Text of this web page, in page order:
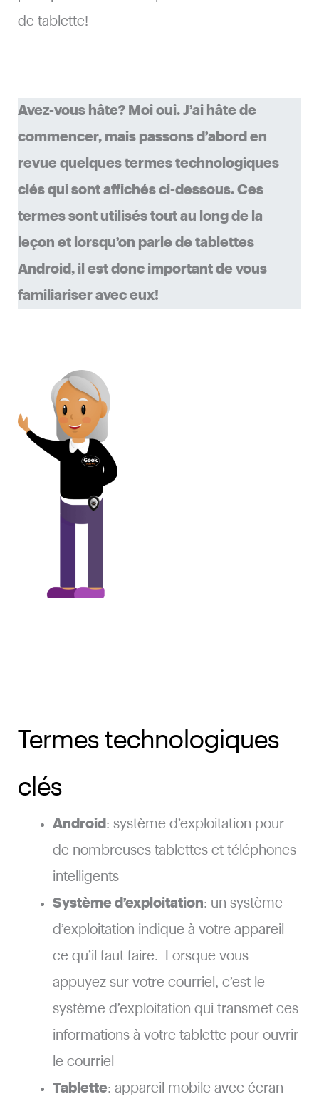
de tablette!
Avez-vous hâte? Moi oui. J’ai hâte de
commencer, mais passons d’abord en
revue quelques termes technologiques
clés qui sont affichés ci-dessous. Ces
termes sont utilisés tout au long de la
leçon et lorsqu’on parle de tablettes
Android, il est donc important de vous
familiariser avec eux!
Termes technologiques
clés
Android : système d’exploitation pour
de nombreuses tablettes et téléphones
intelligents
Système d’exploitation: un système
d’exploitation indique à votre appareil
ce qu’il faut faire. Lorsque vous
appuyez sur votre courriel, c’est le
système d’exploitation qui transmet ces
informations à votre tablette pour ouvrir
le courriel
Tablette: appareil mobile avec écran